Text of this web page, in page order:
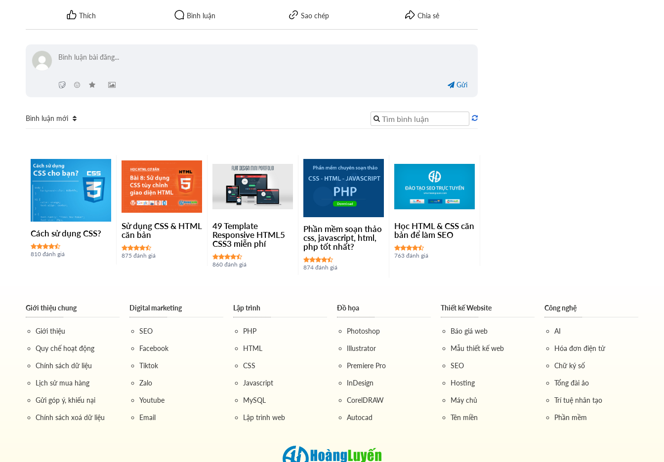
Gửi
Bình luận mới
Cách sử dụng CSS?
810 đánh giá
Sử dụng CSS & HTML
căn bản
875 đánh giá
49 Template
Responsive HTML5
CSS3 miễn phí
860 đánh giá
Phần mềm soạn thảo
css, javascript, html,
php tốt nhất?
874 đánh giá
Học HTML & CSS căn
bản để làm SEO
763 đánh giá
Giới thiệu chung
Giới thiệu
Quy chế hoạt động
Chính sách dữ liệu
Lịch sử mua hàng
Gửi góp ý, khiếu nại
Chính sách xoá dữ liệu
Digital marketing
SEO
Facebook
Tiktok
Zalo
Youtube
Email
Lập trình
PHP
HTML
CSS
Javascript
MySQL
Lập trình web
Đồ họa
Photoshop
Illustrator
Premiere Pro
InDesign
CorelDRAW
Autocad
Thiết kế Website
Báo giá web
Mẫu thiết kế web
SEO
Hosting
Máy chủ
Tên miền
Công nghệ
AI
Hóa đơn điện tử
Chữ ký số
Tổng đài ảo
Trí tuệ nhân tạo
Phần mềm